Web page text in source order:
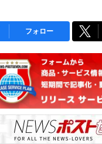
フォロー